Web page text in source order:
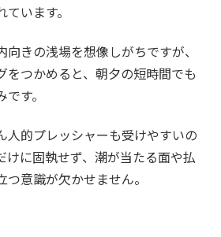
います。
きの浅場を想像しがちですが、
をつかめると、朝夕の短時間でも
す。
人的プレッシャーも受けやすいの
けに固執せず、潮が当たる面や払
意識が欠かせません。